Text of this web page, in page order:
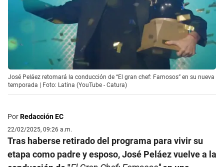
José Peláez retomará la conducción de “El gran chef: Famosos” en su nueva
temporada | Foto: Latina (YouTube - Catura)
PorRedacción EC
22/02/2025, 09:26 a.m.
Tras haberse retirado del programa para vivir su
etapa como padre y esposo, José Peláez vuelve a la